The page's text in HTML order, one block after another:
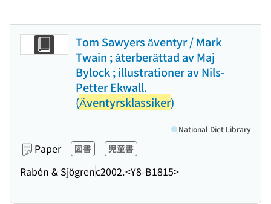
Tom Sawyers äventyr / Mark
Twain ; återberättad av Maj
Bylock ; illustrationer av Nils-
Petter Ekwall.
(Äventyrsklassiker)
Paper 図書 児童書
Rabén & Sjögrenc2002.<Y8-B1815>
National Diet Library